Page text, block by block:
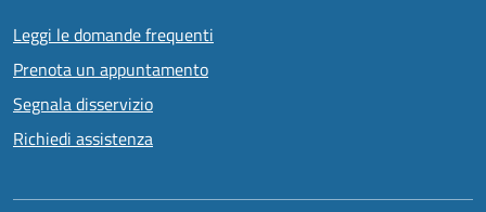
Leggi le domande frequenti
Prenota un appuntamento
Segnala disservizio
Richiedi assistenza